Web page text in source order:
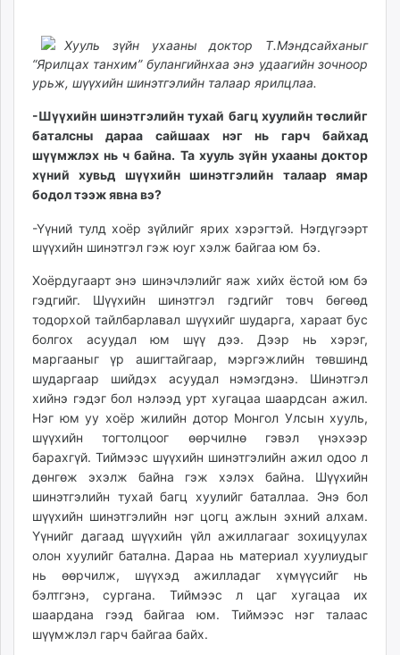
tovch.mn
ikon.mn
mnb.mn
Eguur.mn
shuud.mn
eagle.mn
zarig.mn
today.mn
zuv.mn
mminfo.mn
ugluu.mn
urlag.mn
unen.mn
asu.mn
shudarga.mn
shuurhai.mn
unuudur.mn
isee.mn
mglradio.com
fact.mn
itoim.mn
tumen.mn
shuum.mn
times.mn
tvmongolia.mn
15:52:27
22:31:37
Хууль зүйн ухааны доктор Т.Мэндсайханыг
“Ярилцах тан­хим” булангийнхаа энэ удаагийн зоч­ноор
урьж, шүүхийн шинэтгэлийн талаар ярилцлаа.
-Шүүхийн шинэтгэлийн тухай багц хуулийн төслийг
баталсны дараа сайшаах нэг нь гарч байхад
шүүмжлэх нь ч байна. Та хууль зүйн ухааны доктор
хүний хувьд шүүхийн шинэтгэлийн талаар ямар
бодол тээж явна вэ?
-Үүний тулд хоёр зүйлийг ярих хэрэгтэй. Нэгдүгээрт
шүүхийн шинэтгэл гэж юуг хэлж байгаа юм бэ.
Хоёрдугаарт энэ шинэч­лэлийг яаж хийх ёстой юм бэ
гэдгийг. Шүүхийн шинэтгэл гэдгийг товч бөгөөд
тодорхой тайлбарлавал шүүхийг шударга, хараат бус
болгох асуудал юм шүү дээ. Дээр нь хэрэг,
маргааныг үр ашигтайгаар, мэргэжлийн төвшинд
шударгаар шийдэх асуудал нэмэгдэнэ. Шинэтгэл
хийнэ гэдэг бол нэлээд урт хугацаа шаардсан ажил.
Нэг юм уу хоёр жилийн дотор Монгол Улсын хууль,
шүүхийн тогтолцоог өөрчилнө гэвэл үнэхээр
барахгүй. Тиймээс шүүхийн шинэтгэлийн ажил одоо л
дөнгөж эхэлж байна гэж хэлэх байна. Шүүхийн
шинэтгэлийн тухай багц хуулийг баталлаа. Энэ бол
шүүхийн шинэтгэлийн нэг цогц ажлын эхний алхам.
Үүнийг дагаад шүүхийн үйл ажиллагааг зохицуулах
олон хуулийг батална. Дараа нь материал хуулиудыг
нь өөрчилж, шүүхэд ажилладаг хүмүүсийг нь
бэлтгэнэ, сургана. Тиймээс л цаг хугацаа их
шаардана гээд байгаа юм. Тиймээс нэг талаас
шүүмжлэл гарч байгаа байх.